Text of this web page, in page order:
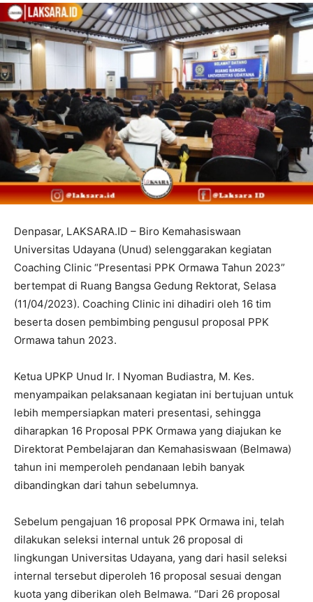
Denpasar, LAKSARA.ID – Biro Kemahasiswaan
Universitas Udayana (Unud) selenggarakan kegiatan
Coaching Clinic “Presentasi PPK Ormawa Tahun 2023”
bertempat di Ruang Bangsa Gedung Rektorat, Selasa
(11/04/2023). Coaching Clinic ini dihadiri oleh 16 tim
beserta dosen pembimbing pengusul proposal PPK
Ormawa tahun 2023.
Ketua UPKP Unud Ir. I Nyoman Budiastra, M. Kes.
menyampaikan pelaksanaan kegiatan ini bertujuan untuk
lebih mempersiapkan materi presentasi, sehingga
diharapkan 16 Proposal PPK Ormawa yang diajukan ke
Direktorat Pembelajaran dan Kemahasiswaan (Belmawa)
tahun ini memperoleh pendanaan lebih banyak
dibandingkan dari tahun sebelumnya.
Sebelum pengajuan 16 proposal PPK Ormawa ini, telah
dilakukan seleksi internal untuk 26 proposal di
lingkungan Universitas Udayana, yang dari hasil seleksi
internal tersebut diperoleh 16 proposal sesuai dengan
kuota yang diberikan oleh Belmawa. “Dari 26 proposal